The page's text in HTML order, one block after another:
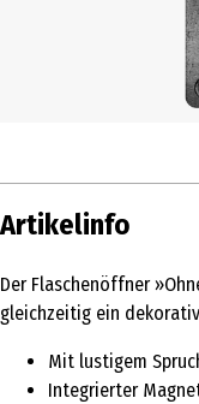
Artikelinfo
Der Flaschenöffner
gleichzeitig ein
Mit lustigem
Integrierter